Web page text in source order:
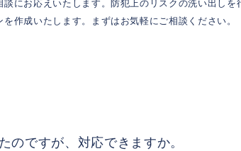
にお応えいたします。防犯上のリスクの洗い出しを
作成いたします。まずはお気軽にご相談ください。
のですが、対応できますか。